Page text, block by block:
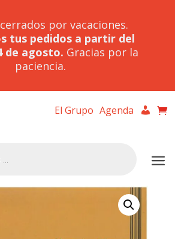
por vacaciones.
tus pedidos a partir del
de agosto. Gracias por la
paciencia.
El Grupo Agenda